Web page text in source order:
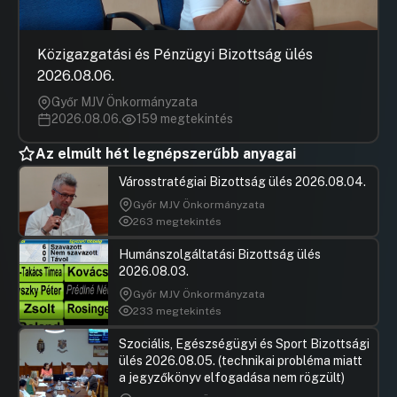
A BSC 1924 Kft. tőkeemelése, valamint a
sportpálya fejlesztéséhez szükséges önerő és
használati jog biztosítása
UGRÁS A NAPIREND ELEJÉRE
TAO önrész biztosítása a Budaörsi Kézilabda
Sport Kft. számára
UGRÁS A NAPIREND ELEJÉRE
Döntés a Budaörs, Templom tér 15. sz. alatti
ingatlan pince helyiségének a Budaörsi Tanoda
részére történő használatba adására
vonatkozó kérelemről
UGRÁS A NAPIREND ELEJÉRE
Döntés a Budaörs, Szabadság út 30. sz. alatti,
2052 hrsz-ú ingatlanra vonatkozó eladási
ajánlatról
UGRÁS A NAPIREND ELEJÉRE
Közigazgatási és Pénzügyi Bizottság ülés
2026.08.06.
Győr MJV Önkormányzata
2026.08.06.
159 megtekintés
Az elmúlt hét legnépszerűbb anyagai
Városstratégiai Bizottság ülés 2026.08.04.
Győr MJV Önkormányzata
263 megtekintés
Humánszolgáltatási Bizottság ülés
2026.08.03.
Győr MJV Önkormányzata
233 megtekintés
Szociális, Egészségügyi és Sport Bizottsági
ülés 2026.08.05. (technikai probléma miatt
a jegyzőkönyv elfogadása nem rögzült)